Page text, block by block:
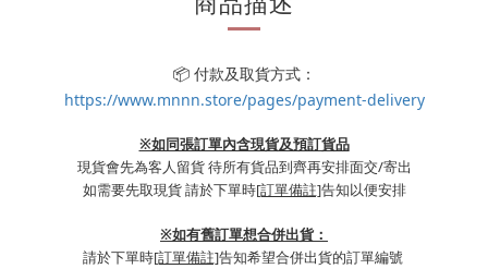
📦 付款及取貨方式：
https://www.mnnn.store/pages/payment-delivery
※如同張訂單內含現貨及預訂貨品
現貨會先為客人留貨 待所有貨品到齊再安排面交/寄出
如需要先取現貨 請於下單時[訂單備註]告知以便安排
※如有舊訂單想合併出貨：
請於下單時[訂單備註]告知希望合併出貨的訂單編號